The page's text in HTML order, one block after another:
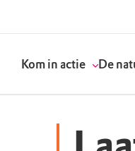
Kom in actie De